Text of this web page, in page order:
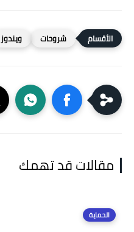
شروحات ويندوز
مقالات قد تهمك
الحماية